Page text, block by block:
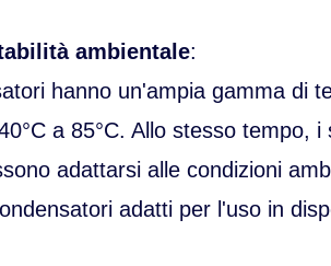
ambientale:
hanno un'ampia gamma di
a 85°C. Allo stesso tempo,
adattarsi alle condizioni
adatti per l'uso in